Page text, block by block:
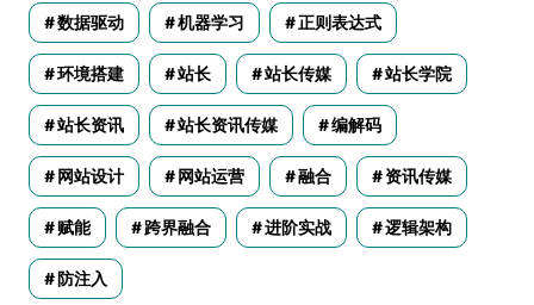
数据驱动 机器学习 正则表达式
环境搭建 站长 站长传媒 站长学院
站长资讯 站长资讯传媒 编解码
网站设计 网站运营 融合 资讯传媒
赋能 跨界融合 进阶实战 逻辑架构
防注入